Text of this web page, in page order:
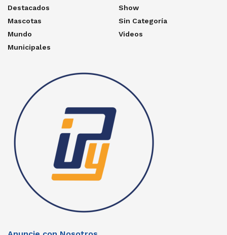
Destacados
Mascotas
Mundo
Municipales
Show
Sin Categoría
Videos